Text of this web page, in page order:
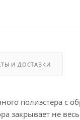
И ДОСТАВКИ
полиэстера с
закрывает не